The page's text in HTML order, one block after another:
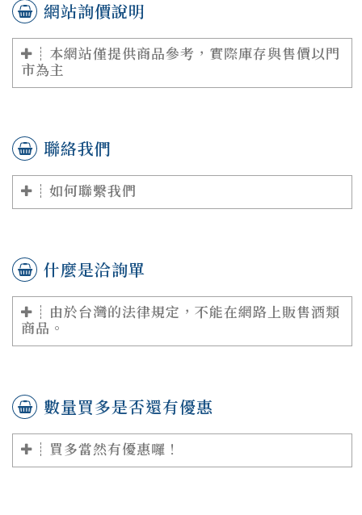
網站詢價說明
本網站僅提供商品參考，實際庫存與售價以門
市為主
聯絡我們
如何聯繫我們
什麼是洽詢單
由於台灣的法律規定，不能在網路上販售酒類
商品。
數量買多是否還有優惠
買多當然有優惠囉！